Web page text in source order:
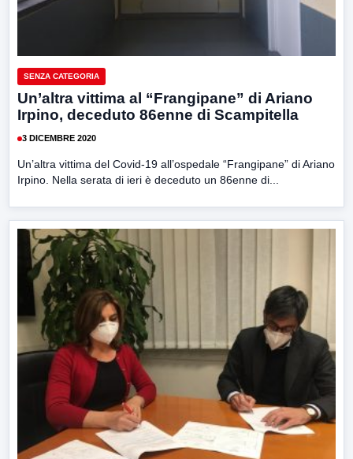
SENZA CATEGORIA
Un’altra vittima al “Frangipane” di Ariano
Irpino, deceduto 86enne di Scampitella
3 DICEMBRE 2020
Un’altra vittima del Covid-19 all’ospedale “Frangipane” di Ariano
Irpino. Nella serata di ieri è deceduto un 86enne di...